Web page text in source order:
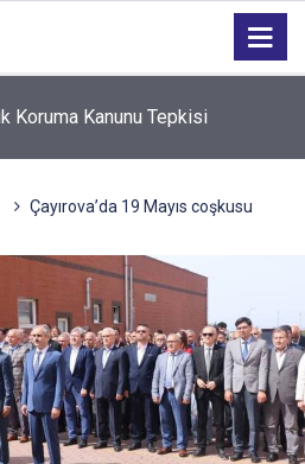
Koruma Kanunu Tepkisi
Buluşmaları başlıyor
Çayırova’da 19 Mayıs coşkusu